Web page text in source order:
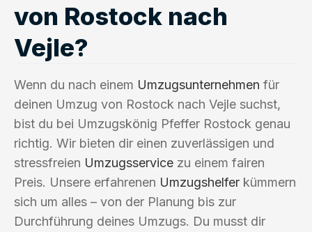
von Rostock nach
Vejle?
Wenn du nach einem Umzugsunternehmen für
deinen Umzug von Rostock nach Vejle suchst,
bist du bei Umzugskönig Pfeffer Rostock genau
richtig. Wir bieten dir einen zuverlässigen und
stressfreien Umzugsservice zu einem fairen
Preis. Unsere erfahrenen Umzugshelfer kümmern
sich um alles – von der Planung bis zur
Durchführung deines Umzugs. Du musst dir